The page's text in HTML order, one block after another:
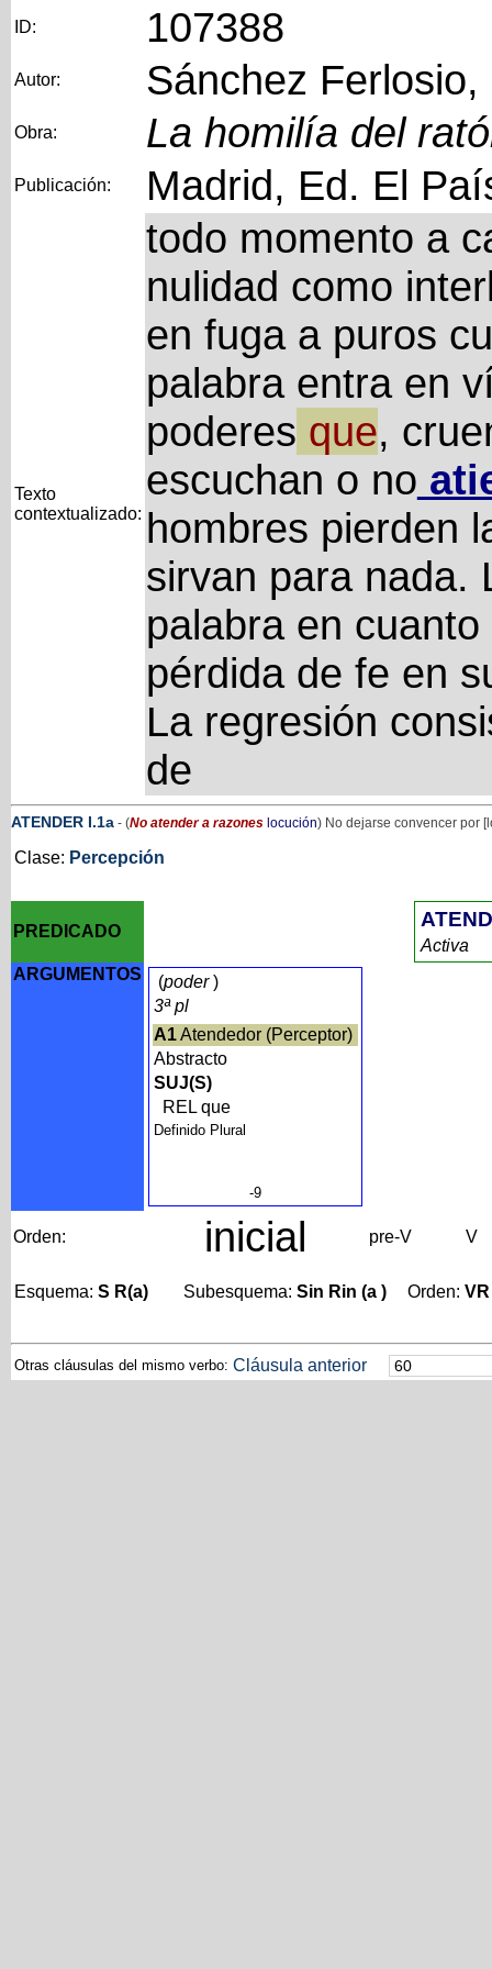
ID: 107388
Autor: Sánchez Ferlosio,
Obra: La homilía del
Publicación: Madrid, Ed. El
Texto
contextualizado:
todo momento a
nulidad como
en fuga a puros
palabra entra en
poderes que,
escuchan o no
hombres pierden
sirvan para nada.
palabra en
pérdida de fe en
La regresión
de
ATENDER I.1a- (No atender a razones locución) No dejarse convencer por
Clase: Percepción
PREDICADO
Activa
ARGUMENTOS
(poder)
3ª pl
A1Atendedor (Perceptor)
Abstracto
SUJ(S)
REL que
Definido Plural
-9
Orden: inicial pre-V V
Esquema: S R(a) Subesquema: Sin Rin (a ) Orden: VR
Otras cláusulas del mismo verbo: Cláusula anterior